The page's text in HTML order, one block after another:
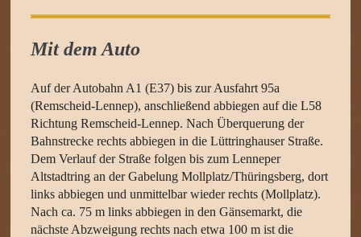
Mit dem Auto
Auf der Autobahn A1 (E37) bis zur Ausfahrt 95a
(Remscheid-Lennep), anschließend abbiegen auf die L58
Richtung Remscheid-Lennep. Nach Überquerung der
Bahnstrecke rechts abbiegen in die Lüttringhauser Straße.
Dem Verlauf der Straße folgen bis zum Lenneper
Altstadtring an der Gabelung Mollplatz/Thüringsberg, dort
links abbiegen und unmittelbar wieder rechts (Mollplatz).
Nach ca. 75 m links abbiegen in den Gänsemarkt, die
nächste Abzweigung rechts nach etwa 100 m ist die